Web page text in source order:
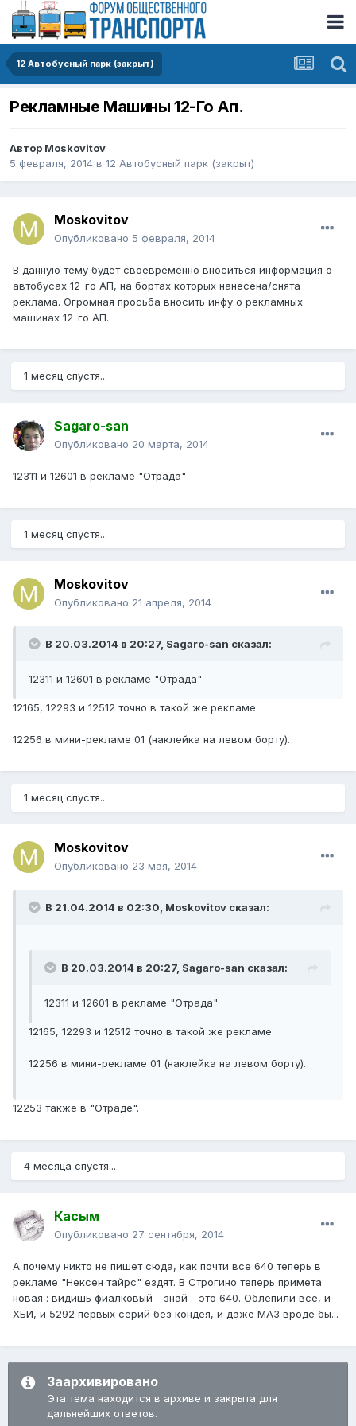
12 Автобусный парк (закрыт)
Pекламные Машины 12-Го Ап.
Автор Moskovitov
5 февраля, 2014 в 12 Автобусный парк (закрыт)
Moskovitov
Опубликовано 5 февраля, 2014
В данную тему будет своевременно вноситься информация о
автобусах 12-го АП, на бортах которых нанесена/снята
реклама. Огромная просьба вносить инфу о рекламных
машинах 12-го АП.
1 месяц спустя...
Sagaro-san
Опубликовано 20 марта, 2014
12311 и 12601 в рекламе "Отрада"
1 месяц спустя...
Moskovitov
Опубликовано 21 апреля, 2014
В 20.03.2014 в 20:27, Sagaro-san сказал:
12311 и 12601 в рекламе "Отрада"
12165, 12293 и 12512 точно в такой же рекламе
12256 в мини-рекламе 01 (наклейка на левом борту).
1 месяц спустя...
Moskovitov
Опубликовано 23 мая, 2014
В 21.04.2014 в 02:30, Moskovitov сказал:
В 20.03.2014 в 20:27, Sagaro-san сказал:
12311 и 12601 в рекламе "Отрада"
12165, 12293 и 12512 точно в такой же рекламе
12256 в мини-рекламе 01 (наклейка на левом борту).
12253 также в "Отраде".
4 месяца спустя...
Касым
Опубликовано 27 сентября, 2014
А почему никто не пишет сюда, как почти все 640 теперь в
рекламе "Нексен тайрс" ездят. В Строгино теперь примета
новая : видишь фиалковый - знай - это 640. Облепили все, и
ХБИ, и 5292 первых серий без кондея, и даже МАЗ вроде бы...
Заархивировано
Эта тема находится в архиве и закрыта для
дальнейших ответов.